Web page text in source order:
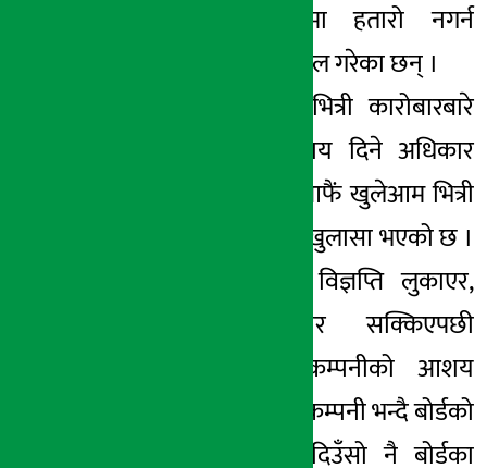
गर्दै सेयर बिक्रीमा हतारो नगर्न
लगानीकर्तालाई अपिल गरेका छन् ।
यता बजारमा हुने भित्री कारोबारबारे
छानविन गरेर सजाय दिने अधिकार
राख्ने धितोपत्र बोर्ड आफैं खुलेआम भित्री
कारोबारमा लागेको खुलासा भएको छ ।
सोमबार नै तयार विज्ञप्ति लुकाएर,
मंगलबारको बजार सक्किएपछी
चलखेल भएका कम्पनीको आशय
देखाएर जोखिमपूर्ण कम्पनी भन्दै बोर्डको
विज्ञप्ति आउनु र दिउँसो नै बोर्डका